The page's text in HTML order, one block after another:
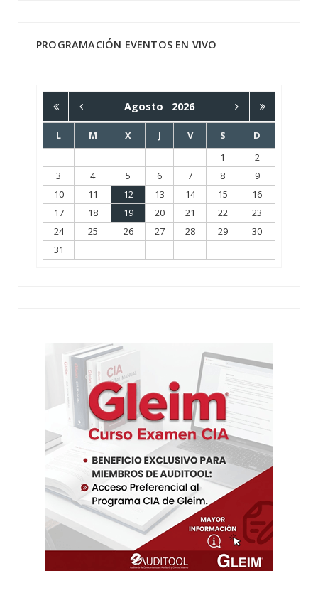
PROGRAMACIÓN EVENTOS EN VIVO
Agosto 2026
L M X J V S
D
1
2
3
4 5 6 7 8
9
10
11 12 13 14 15
16
17
18 19 20 21 22
23
24
25 26 27 28 29
30
31